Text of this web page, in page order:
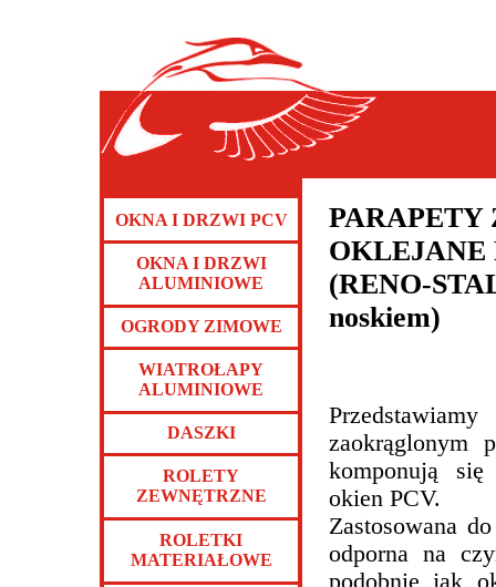
OKNA I DRZWI PCV
OKNA I DRZWI
ALUMINIOWE
OGRODY ZIMOWE
WIATROŁAPY
ALUMINIOWE
DASZKI
ROLETY
ZEWNĘTRZNE
ROLETKI
MATERIAŁOWE
PARAPETY
OKLEJANE
(RENO-
noskiem)
zaokrąglonym
komponują
okien PCV.
Zastosowana
odporna na
podobnie jak